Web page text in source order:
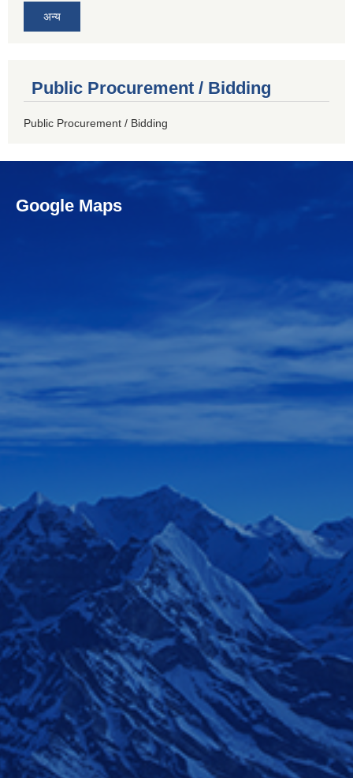
अन्य
Public Procurement / Bidding
Public Procurement / Bidding
Google Maps